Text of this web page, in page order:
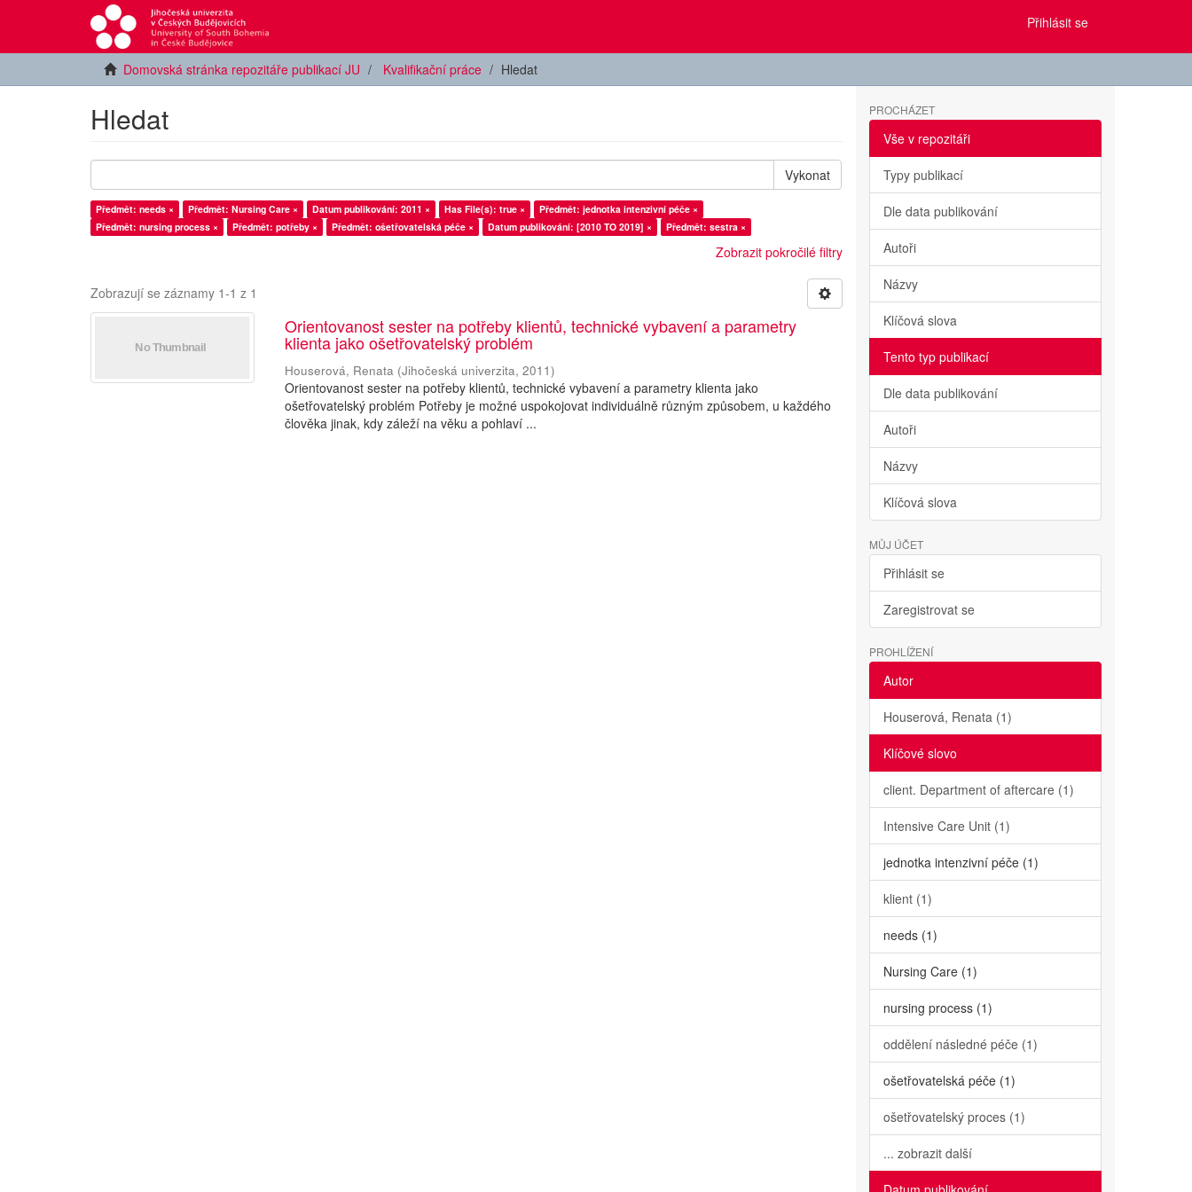
Přihlásit se
Domovská stránka repozitáře publikací JU Kvalifikační práce Hledat
Hledat
Vykonat
Předmět: needs × Předmět: Nursing Care × Datum publikování: 2011 × Has File(s): true ×
Předmět: jednotka intenzivní péče ×
Předmět: nursing process ×
Předmět: potřeby × Předmět: ošetřovatelská péče × Datum publikování: [2010 TO 2019] × Předmět: sestra ×
Zobrazit pokročilé filtry
Zobrazují se záznamy 1-1 z 1
Orientovanost sester na potřeby klientů, technické vybavení a parametry
klienta jako ošetřovatelský problém
Houserová, Renata (Jihočeská univerzita,2011)
Orientovanost sester na potřeby klientů, technické vybavení a parametry klienta jako
ošetřovatelský problém Potřeby je možné uspokojovat individuálně různým způsobem, u každého
člověka jinak, kdy záleží na věku a pohlaví ...
PROCHÁZET
Vše v repozitáři
Typy publikací
Dle data publikování
Autoři
Názvy
Klíčová slova
Tento typ publikací
Dle data publikování
Autoři
Názvy
Klíčová slova
MŮJ ÚČET
Přihlásit se
Zaregistrovat se
PROHLÍŽENÍ
Autor
Houserová, Renata (1)
Klíčové slovo
client. Department of aftercare (1)
Intensive Care Unit (1)
jednotka intenzivní péče (1)
klient (1)
needs (1)
Nursing Care (1)
nursing process (1)
oddělení následné péče (1)
ošetřovatelská péče (1)
ošetřovatelský proces (1)
... zobrazit další